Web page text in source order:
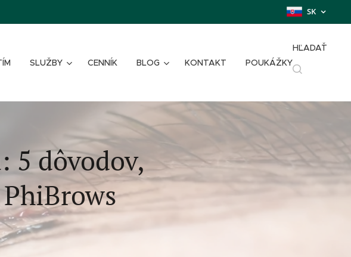
SK
SLUŽBY CENNÍK BLOG KONTAKT POUKÁŽKY
HĽADAŤ
5 dôvodov,